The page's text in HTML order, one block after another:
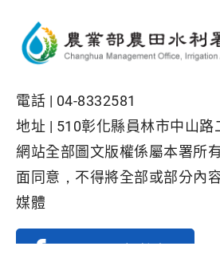
電話 | 04-8332581
地址 | 510彰化縣員林市中山路
網站全部圖文版權係屬本署所
面同意，不得將全部或部分內
媒體